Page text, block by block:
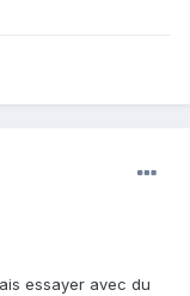
essayer avec du